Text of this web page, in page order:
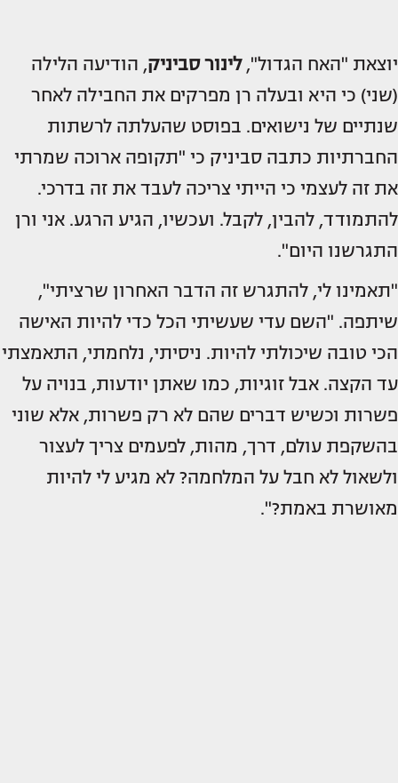
יוצאת "האח הגדול",לינור סביניק, הודיעה הלילה
(שני) כי היא ובעלה רן מפרקים את החבילה לאחר
שנתיים של נישואים. בפוסט שהעלתה לרשתות
החברתיות כתבה סביניק כי "תקופה ארוכה שמרתי
את זה לעצמי כי הייתי צריכה לעבד את זה בדרכי.
להתמודד, להבין, לקבל. ועכשיו, הגיע הרגע. אני ורן
התגרשנו היום".
"תאמינו לי, להתגרש זה הדבר האחרון שרציתי",
שיתפה. "השם עדי שעשיתי הכל כדי להיות האישה
הכי טובה שיכולתי להיות. ניסיתי, נלחמתי, התאמצתי
עד הקצה. אבל זוגיות, כמו שאתן יודעות, בנויה על
פשרות וכשיש דברים שהם לא רק פשרות, אלא שוני
בהשקפת עולם, דרך, מהות, לפעמים צריך לעצור
ולשאול לא חבל על המלחמה? לא מגיע לי להיות
מאושרת באמת?".